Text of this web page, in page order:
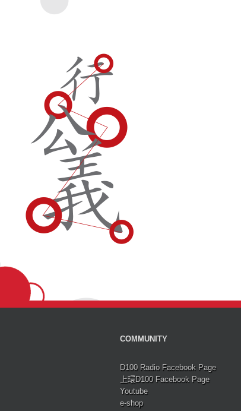
COMMUNITY
D100 Radio Facebook Page
上環D100 Facebook Page
Youtube
e-shop